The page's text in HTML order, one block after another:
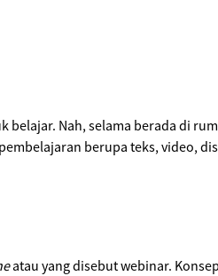
belajar. Nah, selama berada di
berupa teks, video,
atau yang disebut webinar.